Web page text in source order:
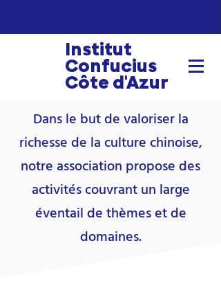
Institut
Confucius
Côte d'Azur
Dans le but de valoriser la
richesse de la culture chinoise,
notre association propose des
activités couvrant un large
éventail de thèmes et de
domaines.